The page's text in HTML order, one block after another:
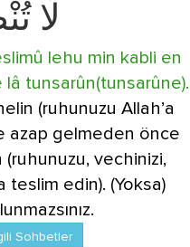
لَا
lehu min kabli en
lâ tunsarûn(tunsarûne).
(ruhunuzu Allah’a
azap gelmeden önce
(ruhunuzu, vechinizi,
teslim edin). (Yoksa)
Sohbetler